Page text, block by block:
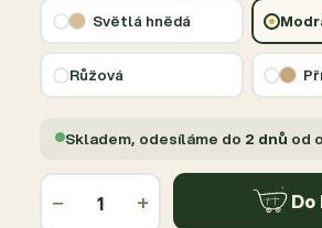
Světlá hnědá
Růžová
Skladem, odesíláme do 2 dnů od
− + Do